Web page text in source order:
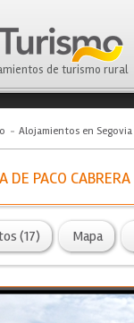
de turismo rural
Alojamientos en Segovia
DE PACO CABRERA
(17) Mapa